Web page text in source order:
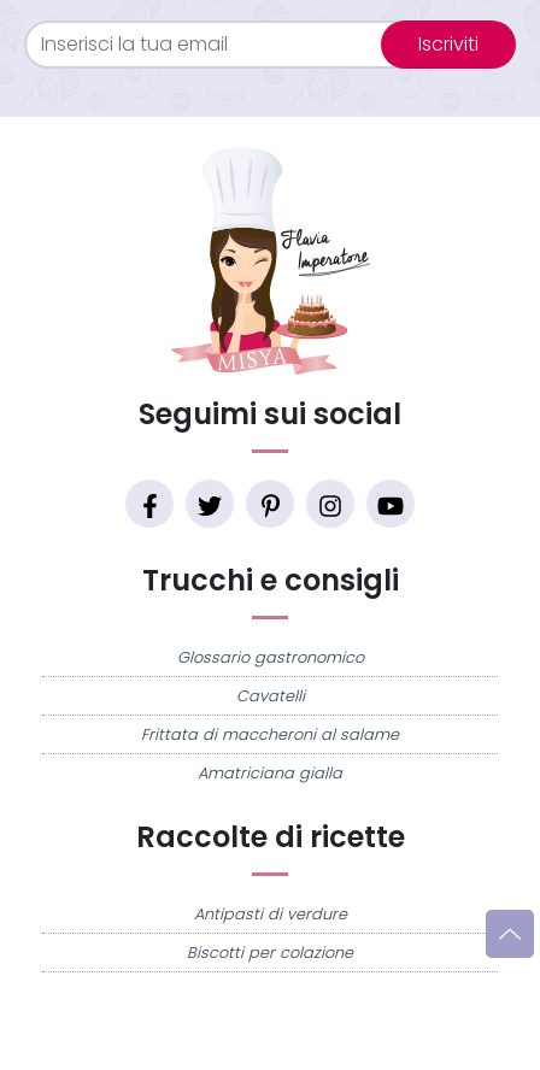
Iscriviti
Raccolte di ricette
Antipasti di verdure
Biscotti per colazione
Trucchi e consigli
Glossario gastronomico
Cavatelli
Frittata di maccheroni al salame
Amatriciana gialla
Seguimi sui social